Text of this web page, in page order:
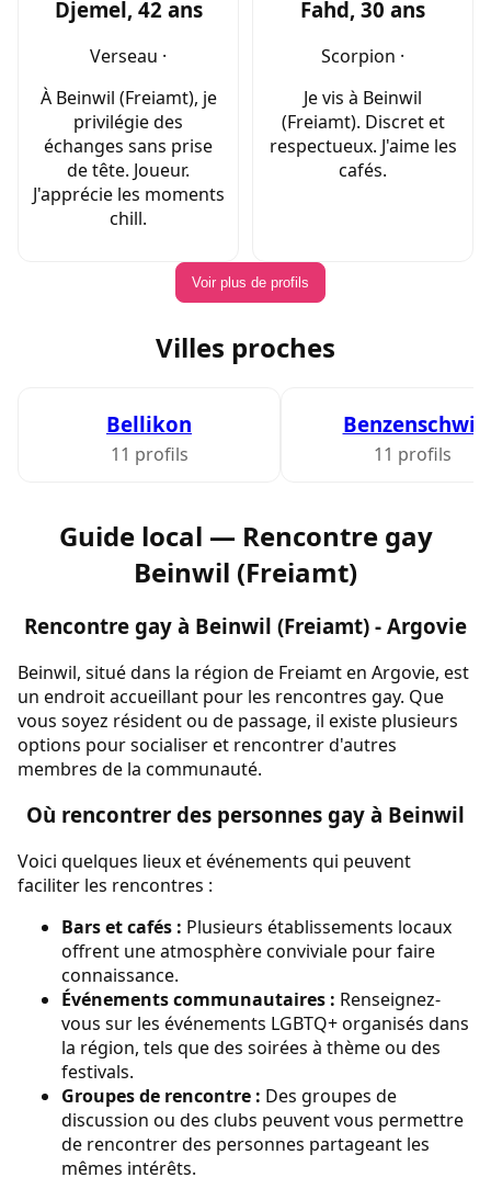
Djemel, 42 ans
Verseau ·
À Beinwil (Freiamt), je
privilégie des
échanges sans prise
de tête. Joueur.
J'apprécie les moments
chill.
Fahd, 30 ans
Scorpion ·
Je vis à Beinwil
(Freiamt). Discret et
respectueux. J'aime les
cafés.
Voir plus de profils
Villes proches
Bellikon
11 profils
Benzenschwil
11 profils
Guide local — Rencontre gay
Beinwil (Freiamt)
Rencontre gay à Beinwil (Freiamt) - Argovie
Beinwil, situé dans la région de Freiamt en Argovie, est
un endroit accueillant pour les rencontres gay. Que
vous soyez résident ou de passage, il existe plusieurs
options pour socialiser et rencontrer d'autres
membres de la communauté.
Où rencontrer des personnes gay à Beinwil
Voici quelques lieux et événements qui peuvent
faciliter les rencontres :
Bars et cafés : Plusieurs établissements locaux
offrent une atmosphère conviviale pour faire
connaissance.
Événements communautaires : Renseignez-
vous sur les événements LGBTQ+ organisés dans
la région, tels que des soirées à thème ou des
festivals.
Groupes de rencontre : Des groupes de
discussion ou des clubs peuvent vous permettre
de rencontrer des personnes partageant les
mêmes intérêts.